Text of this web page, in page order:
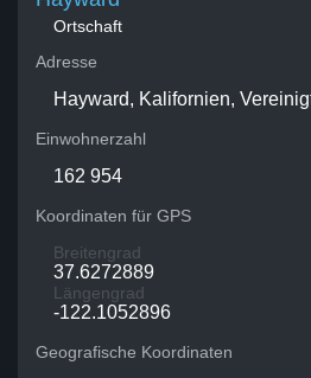
Ortschaft
Adresse
Hayward, Kalifornien,
Einwohnerzahl
162 954
Koordinaten für GPS
Breitengrad
37.6272889
Längengrad
-122.1052896
Geografische Koordinaten